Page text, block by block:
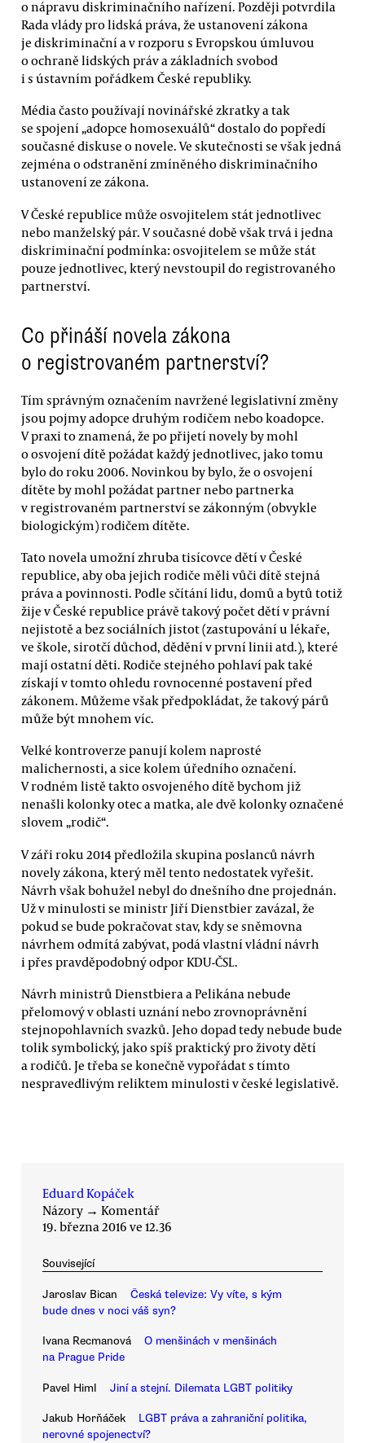
o nápravu diskriminačního nařízení. Později potvrdila
Rada vlády pro lidská práva, že ustanovení zákona
je diskriminační a v rozporu s Evropskou úmluvou
o ochraně lidských práv a základních svobod
i s ústavním pořádkem České republiky.
Média často používají novinářské zkratky a tak
se spojení „adopce homosexuálů“ dostalo do popředí
současné diskuse o novele. Ve skutečnosti se však jedná
zejména o odstranění zmíněného diskriminačního
ustanovení ze zákona.
V České republice může osvojitelem stát jednotlivec
nebo manželský pár. V současné době však trvá i jedna
diskriminační podmínka: osvojitelem se může stát
pouze jednotlivec, který nevstoupil do registrovaného
partnerství.
Co přináší novela zákona
o registrovaném partnerství?
Tím správným označením navržené legislativní změny
jsou pojmy adopce druhým rodičem nebo koadopce.
V praxi to znamená, že po přijetí novely by mohl
o osvojení dítě požádat každý jednotlivec, jako tomu
bylo do roku 2006. Novinkou by bylo, že o osvojení
dítěte by mohl požádat partner nebo partnerka
v registrovaném partnerství se zákonným (obvykle
biologickým) rodičem dítěte.
Tato novela umožní zhruba tisícovce dětí v České
republice, aby oba jejich rodiče měli vůči dítě stejná
práva a povinnosti. Podle sčítání lidu, domů a bytů totiž
žije v České republice právě takový počet dětí v právní
nejistotě a bez sociálních jistot (zastupování u lékaře,
ve škole, sirotčí důchod, dědění v první linii atd.), které
mají ostatní děti. Rodiče stejného pohlaví pak také
získají v tomto ohledu rovnocenné postavení před
zákonem. Můžeme však předpokládat, že takový párů
může být mnohem víc.
Velké kontroverze panují kolem naprosté
malichernosti, a sice kolem úředního označení.
V rodném listě takto osvojeného dítě bychom již
nenašli kolonky otec a matka, ale dvě kolonky označené
slovem „rodič“.
V záři roku 2014 předložila skupina poslanců návrh
novely zákona, který měl tento nedostatek vyřešit.
Návrh však bohužel nebyl do dnešního dne projednán.
Už v minulosti se ministr Jiří Dienstbier zavázal, že
pokud se bude pokračovat stav, kdy se sněmovna
návrhem odmítá zabývat, podá vlastní vládní návrh
i přes pravděpodobný odpor KDU-ČSL.
Návrh ministrů Dienstbiera a Pelikána nebude
přelomový v oblasti uznání nebo zrovnoprávnění
stejnopohlavních svazků. Jeho dopad tedy nebude bude
tolik symbolický, jako spíš praktický pro životy dětí
a rodičů. Je třeba se konečně vypořádat s tímto
nespravedlivým reliktem minulosti v české legislativě.
Eduard Kopáček
Názory → Komentář
19. března 2016 ve 12.36
Související
Jaroslav Bican
Česká televize: Vy víte, s kým
bude dnes v noci váš syn?
Ivana Recmanová
O menšinách v menšinách
na Prague Pride
Pavel Himl Jiní a stejní. Dilemata LGBT politiky
Jakub Horňáček
LGBT práva a zahraniční politika,
nerovné spojenectví?